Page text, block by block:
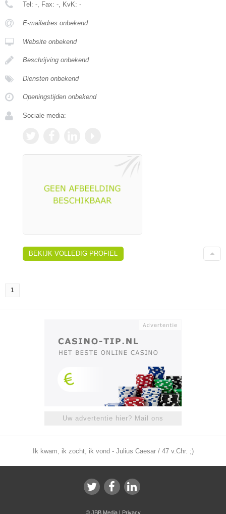
Tel: -, Fax: -, KvK: -
E-mailadres onbekend
Website onbekend
Beschrijving onbekend
Diensten onbekend
Openingstijden onbekend
Sociale media:
BEKIJK VOLLEDIG PROFIEL
1
Uw advertentie hier? Mail ons
Ik kwam, ik zocht, ik vond - Julius Caesar / 47 v.Chr. ;)
© JBB Media| Privacy